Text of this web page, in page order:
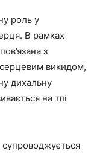
роль у
В рамках
з
викидом,
дихальну
на тлі